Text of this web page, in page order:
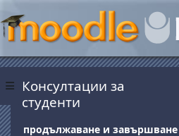
Страничен панел
Блокове
Консултации за
студенти
продължаване и завършване